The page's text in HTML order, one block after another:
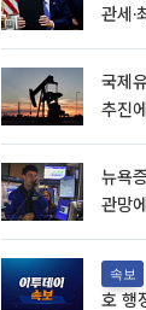
관세·
국제
추진
뉴욕
관망
속보
호 행